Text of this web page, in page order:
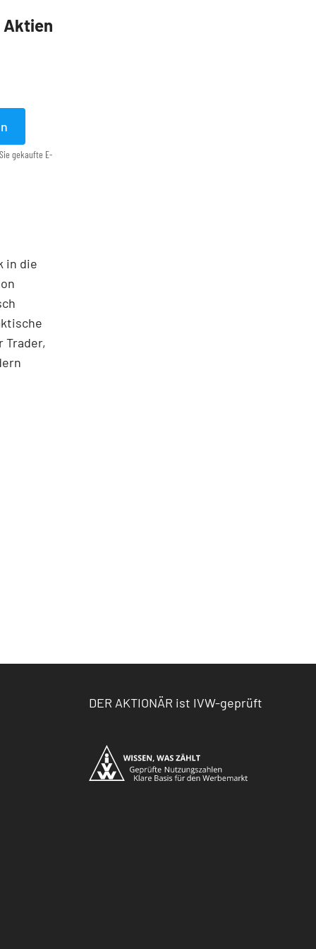
Aktien
gekaufte E-
in die
Trader,
DER AKTIONÄR ist IVW-geprüft